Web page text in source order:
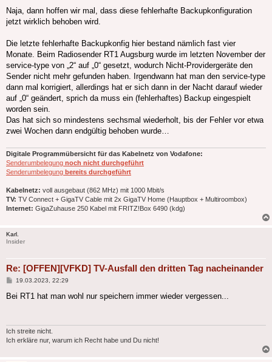
Naja, dann hoffen wir mal, dass diese fehlerhafte Backupkonfiguration
jetzt wirklich behoben wird.
Die letzte fehlerhafte Backupkonfig hier bestand nämlich fast vier
Monate. Beim Radiosender RT1 Augsburg wurde im letzten November der
service-type von „2“ auf „0“ gesetzt, wodurch Nicht-Providergeräte den
Sender nicht mehr gefunden haben. Irgendwann hat man den service-type
dann mal korrigiert, allerdings hat er sich dann in der Nacht darauf wieder
auf „0“ geändert, sprich da muss ein (fehlerhaftes) Backup eingespielt
worden sein.
Das hat sich so mindestens sechsmal wiederholt, bis der Fehler vor etwa
zwei Wochen dann endgültig behoben wurde…
Digitale Programmübersicht für das Kabelnetz von Vodafone:
Senderumbelegung noch nicht durchgeführt
Senderumbelegung bereits durchgeführt
Kabelnetz: voll ausgebaut (862 MHz) mit 1000 Mbit/s
TV: TV Connect + GigaTV Cable mit 2x GigaTV Home (Hauptbox + Multiroombox)
Internet: GigaZuhause 250 Kabel mit FRITZ!Box 6490 (kdg)
Karl.
Insider
Re: [OFFEN][VFKD] TV-Ausfall den dritten Tag nacheinander
Beitrag
19.03.2023, 22:29
Bei RT1 hat man wohl nur speichern immer wieder vergessen...
Ich streite nicht.
Ich erkläre nur, warum ich Recht habe und Du nicht!